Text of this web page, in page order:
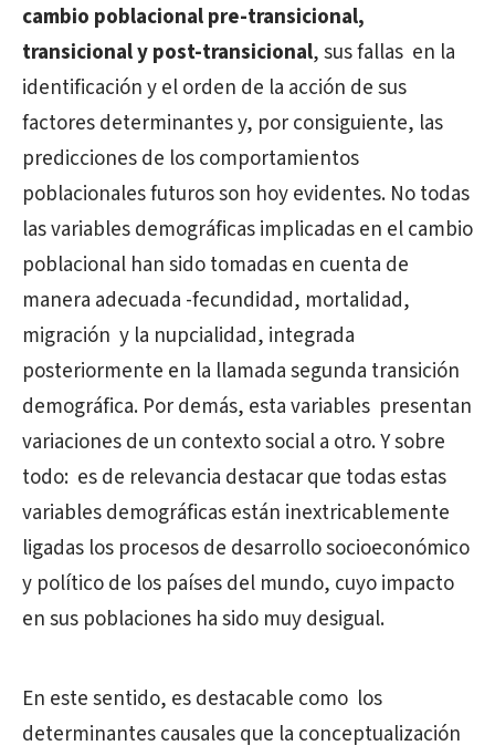
cambio poblacional pre-transicional,
transicional y post-transicional, sus fallas en la
identificación y el orden de la acción de sus
factores determinantes y, por consiguiente, las
predicciones de los comportamientos
poblacionales futuros son hoy evidentes. No todas
las variables demográficas implicadas en el cambio
poblacional han sido tomadas en cuenta de
manera adecuada -fecundidad, mortalidad,
migración y la nupcialidad, integrada
posteriormente en la llamada segunda transición
demográfica. Por demás, esta variables presentan
variaciones de un contexto social a otro. Y sobre
todo: es de relevancia destacar que todas estas
variables demográficas están inextricablemente
ligadas los procesos de desarrollo socioeconómico
y político de los países del mundo, cuyo impacto
en sus poblaciones ha sido muy desigual.
En este sentido, es destacable como los
determinantes causales que la conceptualización